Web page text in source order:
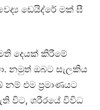
ඩෙයිද්රේ මක් ඝී
දෙයක් කිරීමේ
නමුත් ඔබට සැලකිය
නම් එම ප්‍රමාණයට
විට, ශරීරයේ විවිධ